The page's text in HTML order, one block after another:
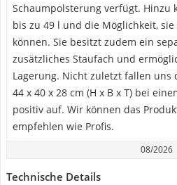
Schaumpolsterung verfügt. Hinzu
bis zu 49 l und die Möglichkeit, sie
können. Sie besitzt zudem ein
zusätzliches Staufach und
Lagerung. Nicht zuletzt fallen uns
44 x 40 x 28 cm (H x B x T) bei
positiv auf. Wir können das
empfehlen wie Profis.
08/2026
Technische Details